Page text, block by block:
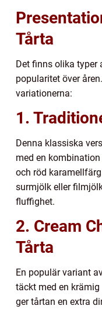
Tårta
Det finns olika typer
popularitet över
variationerna:
1.
Denna klassiska
med en kombination
och röd
surmjölk eller
fluffighet.
2. Cream
Tårta
En populär variant
täckt med en
ger tårtan en extra